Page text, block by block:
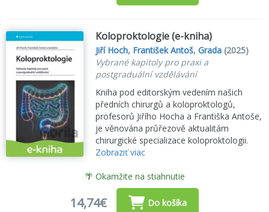
Koloproktologie (e-kniha)
Jiří Hoch, František Antoš,Grada (2025)
Vybrané kapitoly pro praxi a
postgraduální vzdělávání
Kniha pod editorským vedením našich
předních chirurgů a koloproktologů,
profesorů Jiřího Hocha a Františka Antoše,
je věnována průřezově aktualitám
chirurgické specializace koloproktologii.
Zobraziť viac
🌴 Okamžite na stiahnutie
14,74€ Do košíka